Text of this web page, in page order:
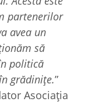
partenerilor
avea un
să
politică
grădinițe.”
Asociația